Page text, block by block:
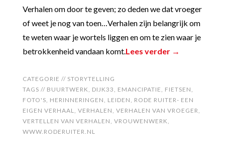
Verhalen om door te geven; zo deden we dat vroeger
of weet je nog van toen…Verhalen zijn belangrijk om
te weten waar je wortels liggen en om te zien waar je
betrokkenheid vandaan komt.Lees verder →
CATEGORIE // STORYTELLING
TAGS // BUURTWERK, DIJK33, EMANCIPATIE, FIETSEN,
FOTO'S, HERINNERINGEN, LEIDEN, RODE RUITER- EEN
EIGEN VERHAAL, VERHALEN, VERHALEN VAN VROEGER,
VERTELLEN VAN VERHALEN, VROUWENWERK,
WWW.RODERUITER.NL